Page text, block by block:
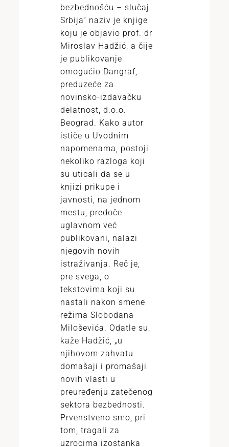
bezbednošću – slučaj
Srbija“ naziv je knjige
koju je objavio prof. dr
Miroslav Hadžić, a čije
je publikovanje
omogućio Dangraf,
preduzeće za
novinsko-izdavačku
delatnost, d.o.o.
Beograd. Kako autor
ističe u Uvodnim
napomenama, postoji
nekoliko razloga koji
su uticali da se u
knjizi prikupe i
javnosti, na jednom
mestu, predoče
uglavnom već
publikovani, nalazi
njegovih novih
istraživanja. Reč je,
pre svega, o
tekstovima koji su
nastali nakon smene
režima Slobodana
Miloševića. Odatle su,
kaže Hadžić, „u
njihovom zahvatu
domašaji i promašaji
novih vlasti u
preuređenju zatečenog
sektora bezbednosti.
Prvenstveno smo, pri
tom, tragali za
uzrocima izostanka